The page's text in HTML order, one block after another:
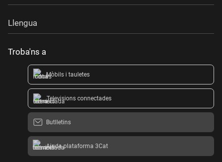
Llengua
Troba'ns a
Mòbils i tauletes
Televisions connectades
Butlletins
Ajuda plataforma 3Cat